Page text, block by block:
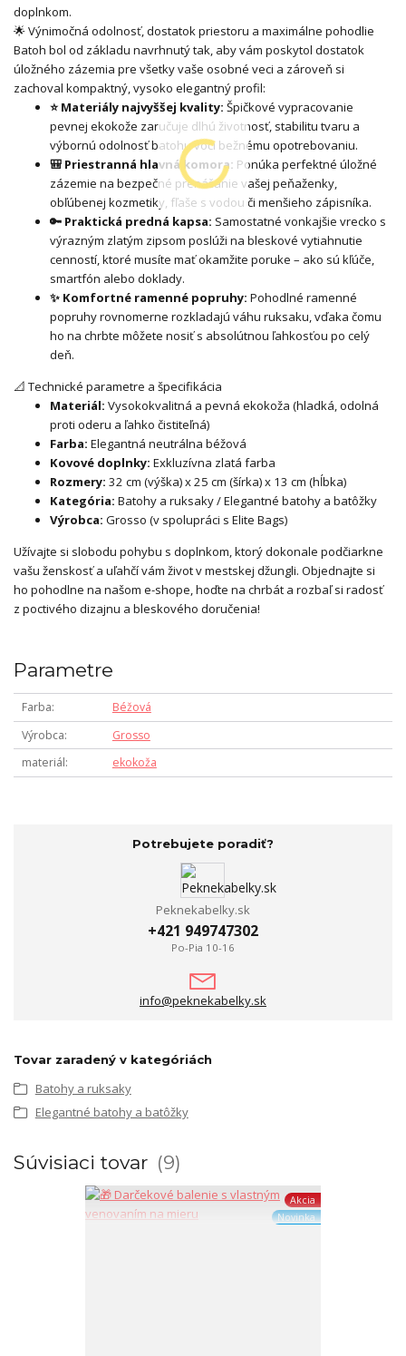
doplnkom.
🌟 Výnimočná odolnosť, dostatok priestoru a maximálne pohodlie
Batoh bol od základu navrhnutý tak, aby vám poskytol dostatok
úložného zázemia pre všetky vaše osobné veci a zároveň si
zachoval kompaktný, vysoko elegantný profil:
⭐ Materiály najvyššej kvality: Špičkové vypracovanie
pevnej ekokože zaručuje dlhú životnosť, stabilitu tvaru a
výbornú odolnosť batohu voči bežnému opotrebovaniu.
🎒 Priestranná hlavná komora: Ponúka perfektné úložné
zázemie na bezpečné prenášanie vašej peňaženky,
obľúbenej kozmetiky, fľaše s vodou či menšieho zápisníka.
🔑 Praktická predná kapsa: Samostatné vonkajšie vrecko s
výrazným zlatým zipsom poslúži na bleskové vytiahnutie
cenností, ktoré musíte mať okamžite poruke – ako sú kľúče,
smartfón alebo doklady.
✨ Komfortné ramenné popruhy: Pohodlné ramenné
popruhy rovnomerne rozkladajú váhu ruksaku, vďaka čomu
ho na chrbte môžete nosiť s absolútnou ľahkosťou po celý
deň.
📐 Technické parametre a špecifikácia
Materiál: Vysokokvalitná a pevná ekokoža (hladká, odolná
proti oderu a ľahko čistiteľná)
Farba: Elegantná neutrálna béžová
Kovové doplnky: Exkluzívna zlatá farba
Rozmery: 32 cm (výška) x 25 cm (šírka) x 13 cm (hĺbka)
Kategória: Batohy a ruksaky / Elegantné batohy a batôžky
Výrobca: Grosso (v spolupráci s Elite Bags)
Užívajte si slobodu pohybu s doplnkom, ktorý dokonale podčiarkne
vašu ženskosť a uľahčí vám život v mestskej džungli. Objednajte si
ho pohodlne na našom e-shope, hoďte na chrbát a rozbaľ si radosť
z poctivého dizajnu a bleskového doručenia!
Parametre
Farba
Béžová
Výrobca
Grosso
materiál
ekokoža
Potrebujete poradiť?
Peknekabelky.sk
+421 949747302
Po-Pia 10-16
info@peknekabelky.sk
Tovar zaradený v kategóriách
Batohy a ruksaky
Elegantné batohy a batôžky
Súvisiaci tovar 9
Akcia
Novinka